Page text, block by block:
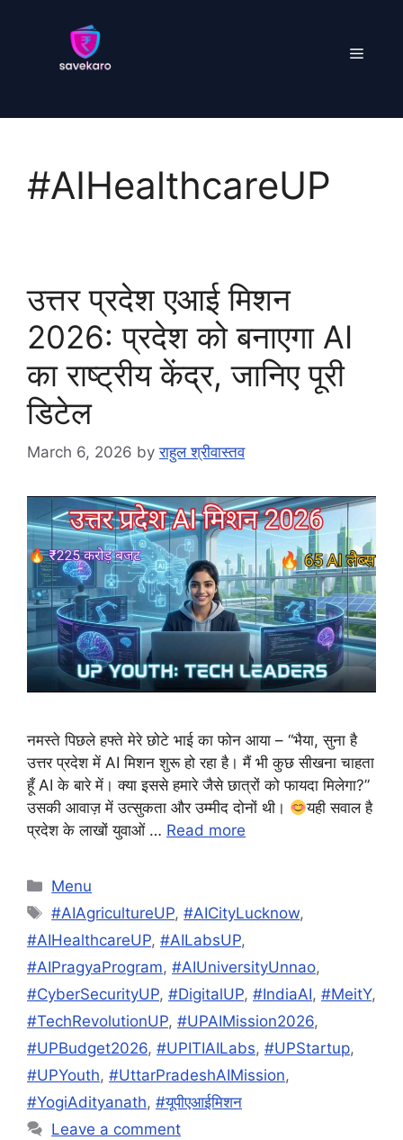
Menu
#AIHealthcareUP
उत्तर प्रदेश एआई मिशन
2026: प्रदेश को बनाएगा AI
का राष्ट्रीय केंद्र, जानिए पूरी
डिटेल
March 6, 2026 byराहुल श्रीवास्तव
नमस्ते पिछले हफ्ते मेरे छोटे भाई का फोन आया – “भैया, सुना है
उत्तर प्रदेश में AI मिशन शुरू हो रहा है। मैं भी कुछ सीखना चाहता
हूँ AI के बारे में। क्या इससे हमारे जैसे छात्रों को फायदा मिलेगा?”
उसकी आवाज़ में उत्सुकता और उम्मीद दोनों थी।
यही सवाल है
प्रदेश के लाखों युवाओं … Read more
Categories
Menu
Tags
#AIAgricultureUP,#AICityLucknow,
#AIHealthcareUP, #AILabsUP,
#AIPragyaProgram, #AIUniversityUnnao,
#CyberSecurityUP, #DigitalUP, #IndiaAI, #MeitY,
#TechRevolutionUP, #UPAIMission2026,
#UPBudget2026, #UPITIAILabs, #UPStartup,
#UPYouth, #UttarPradeshAIMission,
#YogiAdityanath, #यूपीएआईमिशन
Leave a comment